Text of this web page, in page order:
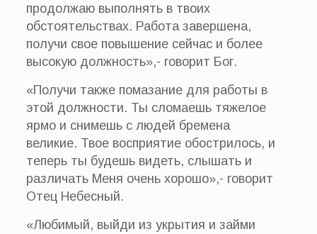
продолжаю выполнять в твоих
обстоятельствах. Работа завершена,
получи свое повышение сейчас и более
высокую должность»,- говорит Бог.
«Получи также помазание для работы в
этой должности. Ты сломаешь тяжелое
ярмо и снимешь с людей бремена
великие. Твое восприятие обострилось, и
теперь ты будешь видеть, слышать и
различать Меня очень хорошо»,- говорит
Отец Небесный.
«Любимый, выйди из укрытия и займи